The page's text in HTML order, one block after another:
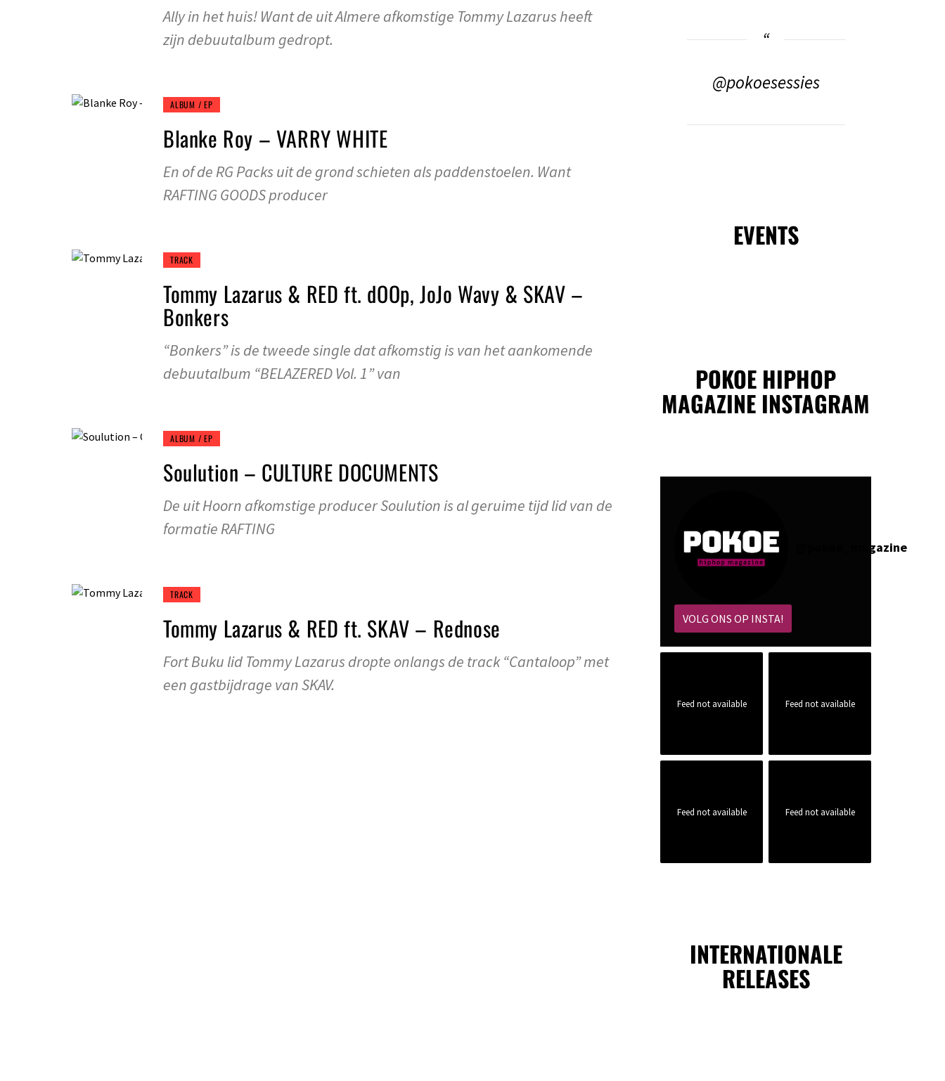
Ally in het huis! Want de uit Almere afkomstige Tommy Lazarus heeft
zijn debuutalbum gedropt.
ALBUM / EP
Blanke Roy – VARRY WHITE
En of de RG Packs uit de grond schieten als paddenstoelen. Want
RAFTING GOODS producer
TRACK
Tommy Lazarus & RED ft. dOOp, JoJo Wavy & SKAV –
Bonkers
“Bonkers” is de tweede single dat afkomstig is van het aankomende
debuutalbum “BELAZERED Vol. 1” van
ALBUM / EP
Soulution – CULTURE DOCUMENTS
De uit Hoorn afkomstige producer Soulution is al geruime tijd lid van de
formatie RAFTING
TRACK
Tommy Lazarus & RED ft. SKAV – Rednose
Fort Buku lid Tommy Lazarus dropte onlangs de track “Cantaloop” met
een gastbijdrage van SKAV.
@pokoesessies
EVENTS
POKOE HIPHOP
MAGAZINE INSTAGRAM
pokoe_magazine
VOLG ONS OP INSTA!
Feed not available Feed not available
Feed not available Feed not available
INTERNATIONALE
RELEASES